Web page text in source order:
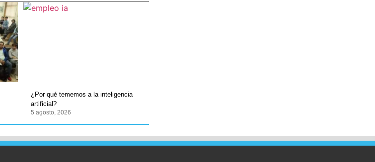
¿Por qué tememos a la inteligencia
artificial?
5 agosto, 2026